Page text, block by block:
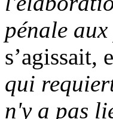
pénale
s’agissait,
qui
n'y a pas